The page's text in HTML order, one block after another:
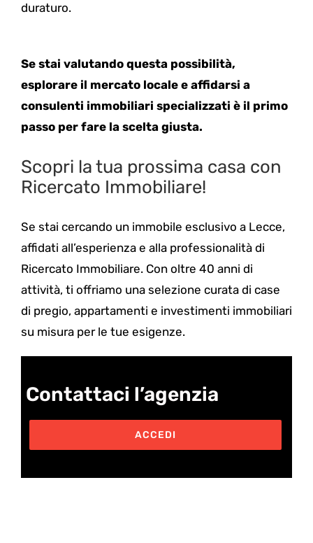
duraturo.
Se stai valutando questa possibilità,
esplorare il mercato locale e affidarsi a
consulenti immobiliari specializzati è il primo
passo per fare la scelta giusta.
Scopri la tua prossima casa con
Ricercato Immobiliare!
Se stai cercando un immobile esclusivo a Lecce,
affidati all’esperienza e alla professionalità di
Ricercato Immobiliare. Con oltre 40 anni di
attività, ti offriamo una selezione curata di case
di pregio, appartamenti e investimenti immobiliari
su misura per le tue esigenze.
Contattaci l’agenzia
ACCEDI